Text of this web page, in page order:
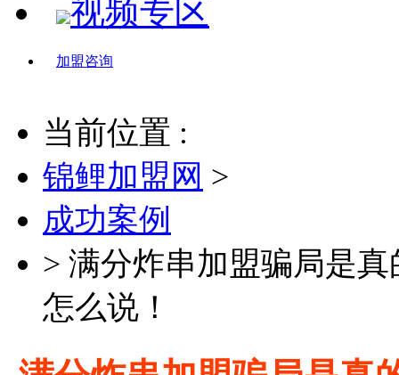
视频专区
加盟咨询
当前位置 :
锦鲤加盟网 >
成功案例
> 满分炸串加盟骗局是
怎么说！